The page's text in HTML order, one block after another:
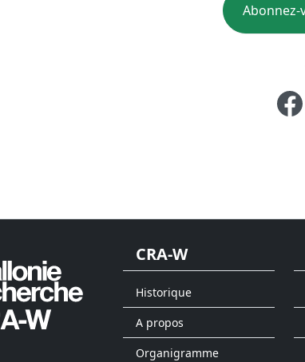
Abonnez-
CRA-W
Historique
A propos
Organigramme